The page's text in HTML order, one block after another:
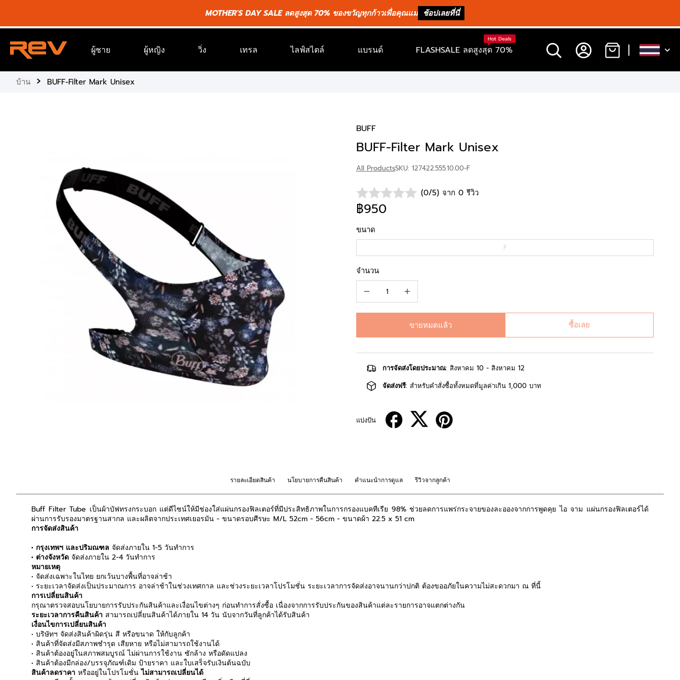
เนื้อหา
MOTHER'S DAY SALE ลดสูงสุด 70% ของขวัญทุกก้าวเพื่อคุณแม่ ช้อปเลยที่นี่
ผู้ชาย ผู้หญิง วิ่ง เทรล ไลฟ์สไตล์ แบรนด์ FLASHSALE ลดสูงสุด 70%
Hot Deals
บ้าน › BUFF-Filter Mark Unisex
BUFF
BUFF-Filter Mark Unisex
All ProductsSKU: 127422.555.10.00-F
(0/5) จาก 0 รีวิว
฿950
ขนาด
F
จำนวน
ขายหมดแล้ว ซื้อเลย
การจัดส่งโดยประมาณ: สิงหาคม 10 - สิงหาคม 12
จัดส่งฟรี: สำหรับคำสั่งซื้อทั้งหมดที่มูลค่าเกิน 1,000 บาท
แบ่งปัน
รายละเอียดสินค้า นโยบายการคืนสินค้า คำแนะนำการดูแล รีวิวจากลูกค้า
Buff Filter Tube เป็นผ้าบัฟทรงกระบอก แต่ดีไซน์ให้มีช่องใส่แผ่นกรองฟิลเตอร์ที่มีประสิทธิภาพในการกรองแบคทีเรีย 98% ช่วยลดการแพร่กระจายของละอองจากการพูดคุย ไอ จาม แผ่นกรองฟิลเตอร์ได้
ผ่านการรับรองมาตรฐานสากล และผลิตจากประเทศเยอรมัน - ขนาดรอบศีรษะ M/L 52cm - 56cm - ขนาดผ้า 22.5 x 51 cm
การจัดส่งสินค้า
• กรุงเทพฯ และปริมณฑล จัดส่งภายใน 1-5 วันทำการ
• ต่างจังหวัด จัดส่งภายใน 2-4 วันทำการ
หมายเหตุ
• จัดส่งเฉพาะในไทย ยกเว้นบางพื้นที่อาจล่าช้า
• ระยะเวลาจัดส่งเป็นประมาณการ อาจล่าช้าในช่วงเทศกาล และช่วงระยะเวลาโปรโมชั่น ระยะเวลาการจัดส่งอาจนานกว่าปกติ ต้องขออภัยในความไม่สะดวกมา ณ ที่นี้
การเปลี่ยนสินค้า
กรุณาตรวจสอบนโยบายการรับประกันสินค้าและเงื่อนไขต่างๆ ก่อนทำการสั่งซื้อ เนื่องจากการรับประกันของสินค้าแต่ละรายการอาจแตกต่างกัน
ระยะเวลาการคืนสินค้า สามารถเปลี่ยนสินค้าได้ภายใน 14 วัน นับจากวันที่ลูกค้าได้รับสินค้า
เงื่อนไขการเปลี่ยนสินค้า
• บริษัทฯ จัดส่งสินค้าผิดรุ่น สี หรือขนาด ให้กับลูกค้า
• สินค้าที่จัดส่งมีสภาพชำรุด เสียหาย หรือไม่สามารถใช้งานได้
• สินค้าต้องอยู่ในสภาพสมบูรณ์ ไม่ผ่านการใช้งาน ซักล้าง หรือดัดแปลง
• สินค้าต้องมีกล่อง/บรรจุภัณฑ์เดิม ป้ายราคา และใบเสร็จรับเงินต้นฉบับ
สินค้าลดราคา หรืออยู่ในโปรโมชั่นไม่สามารถเปลี่ยนได้